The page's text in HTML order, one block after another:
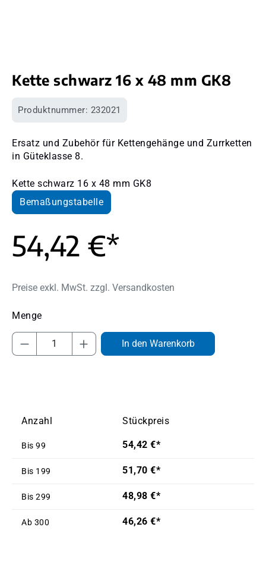
Kette schwarz 16 x 48 mm GK8
Produktnummer: 232021
Ersatz und Zubehör für Kettengehänge und Zurrketten
in Güteklasse 8.
Kette schwarz 16 x 48 mm GK8
Bemaßungstabelle
54,42 €*
Preise exkl. MwSt. zzgl. Versandkosten
Produkt Anzahl: Gib den gewünschten
In den Warenkorb
Anzahl Stückpreis
Bis 99 54,42 €*
Bis 199 51,70 €*
Bis 299 48,98 €*
Ab 300 46,26 €*